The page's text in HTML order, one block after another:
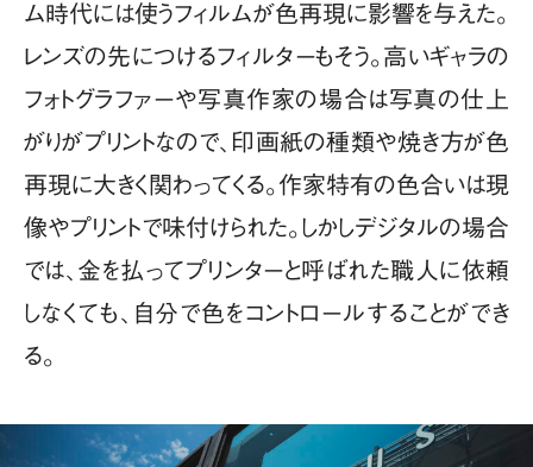
ム時代には使うフィルムが色再現に影響を与えた。
レンズの先につけるフィルターもそう。高いギャラの
フォトグラファーや写真作家の場合は写真の仕上
がりがプリントなので、印画紙の種類や焼き方が色
再現に大きく関わってくる。作家特有の色合いは現
像やプリントで味付けられた。しかしデジタルの場合
では、金を払ってプリンターと呼ばれた職人に依頼
しなくても、自分で色をコントロールすることができ
る。